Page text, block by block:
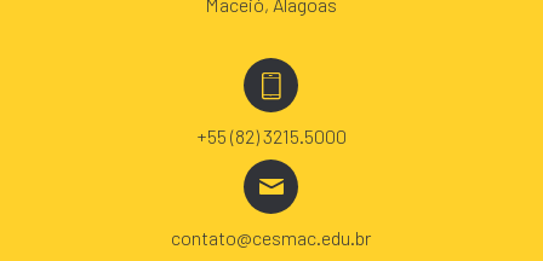
+55 (82) 3215.5000
contato@cesmac.edu.br